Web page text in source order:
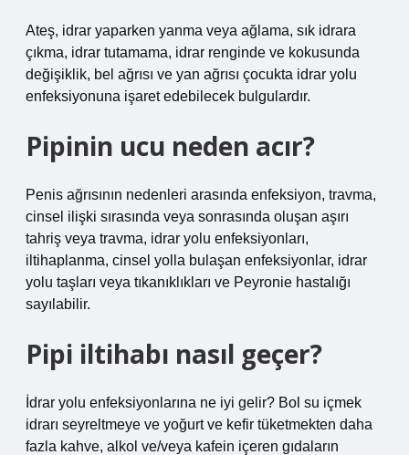
Ateş, idrar yaparken yanma veya ağlama, sık idrara
çıkma, idrar tutamama, idrar renginde ve kokusunda
değişiklik, bel ağrısı ve yan ağrısı çocukta idrar yolu
enfeksiyonuna işaret edebilecek bulgulardır.
Pipinin ucu neden acır?
Penis ağrısının nedenleri arasında enfeksiyon, travma,
cinsel ilişki sırasında veya sonrasında oluşan aşırı
tahriş veya travma, idrar yolu enfeksiyonları,
iltihaplanma, cinsel yolla bulaşan enfeksiyonlar, idrar
yolu taşları veya tıkanıklıkları ve Peyronie hastalığı
sayılabilir.
Pipi iltihabı nasıl geçer?
İdrar yolu enfeksiyonlarına ne iyi gelir? Bol su içmek
idrarı seyreltmeye ve yoğurt ve kefir tüketmekten daha
fazla kahve, alkol ve/veya kafein içeren gıdaların